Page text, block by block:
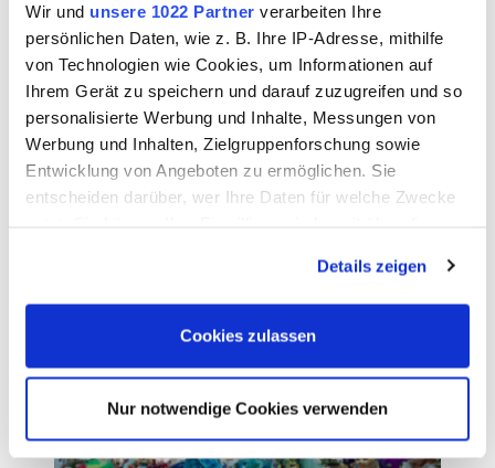
Wir und unsere 1022 Partner verarbeiten Ihre
persönlichen Daten, wie z. B. Ihre IP-Adresse, mithilfe
von Technologien wie Cookies, um Informationen auf
Ihrem Gerät zu speichern und darauf zuzugreifen und so
personalisierte Werbung und Inhalte, Messungen von
Werbung und Inhalten, Zielgruppenforschung sowie
Entwicklung von Angeboten zu ermöglichen. Sie
entscheiden darüber, wer Ihre Daten für welche Zwecke
Trigger Symbol ändern oder widerrufen
Wenn Sie es erlauben, würden wir auch gerne:
welche bis auf einige Meter genau sein können
Ihr Gerät durch aktives Scannen nach bestimmten
Merkmalen (Fingerprinting) identifizieren
Details zeigen
Cookies zulassen
Nur notwendige Cookies verwenden
Sights in the Stuttgart Region